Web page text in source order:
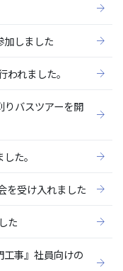
加しました
れました。
りバスツアーを開
た。
を受け入れました
た
工事』社員向けの